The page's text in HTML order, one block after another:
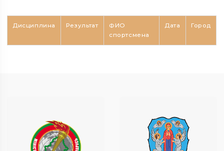
Дисциплина Результат
ФИО
спортсмена
Дата Город